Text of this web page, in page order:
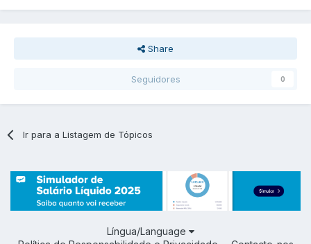
Share
Seguidores 0
Ir para a Listagem de Tópicos
Língua/Language